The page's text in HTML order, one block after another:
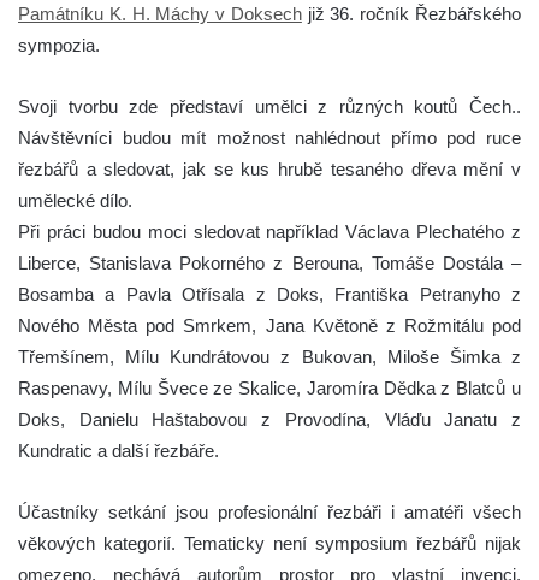
Památníku K. H. Máchy v Doksechjiž 36. ročník Řezbářského
sympozia.
Svoji tvorbu zde představí umělci z různých koutů Čech..
Návštěvníci budou mít možnost nahlédnout přímo pod ruce
řezbářů a sledovat, jak se kus hrubě tesaného dřeva mění v
umělecké dílo.
Při práci budou moci sledovat například Václava Plechatého z
Liberce, Stanislava Pokorného z Berouna, Tomáše Dostála –
Bosamba a Pavla Otřísala z Doks, Františka Petranyho z
Nového Města pod Smrkem, Jana Květoně z Rožmitálu pod
Třemšínem, Mílu Kundrátovou z Bukovan, Miloše Šimka z
Raspenavy, Mílu Švece ze Skalice, Jaromíra Dědka z Blatců u
Doks, Danielu Haštabovou z Provodína, Vláďu Janatu z
Kundratic a další řezbáře.
Účastníky setkání jsou profesionální řezbáři i amatéři všech
věkových kategorií. Tematicky není symposium řezbářů nijak
omezeno, nechává autorům prostor pro vlastní invenci.